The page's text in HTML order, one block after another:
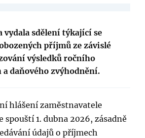
vydala sdělení týkající se
příjmů ze závislé
výsledků ročního
daňového zvýhodnění.
hlášení zaměstnavatele
spouští 1. dubna 2026, zásadně
údajů o příjmech